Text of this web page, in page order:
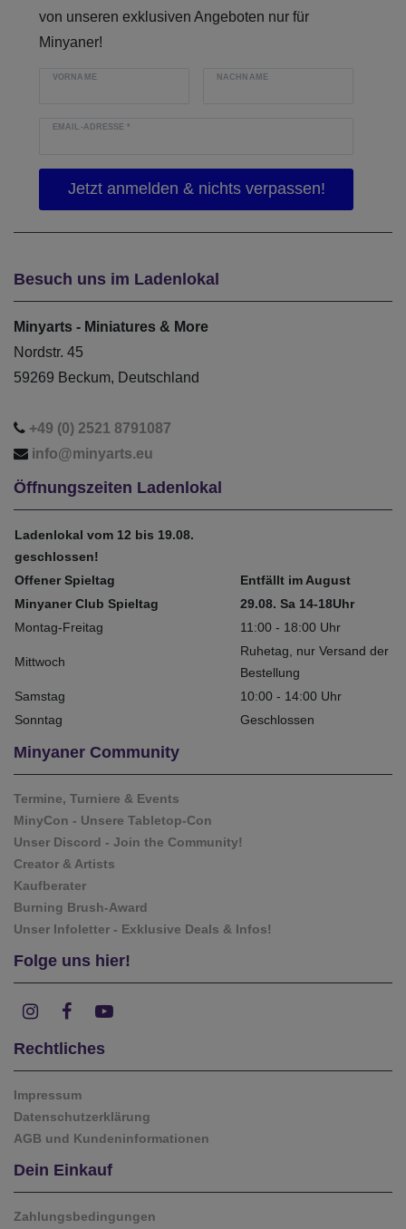
von unseren exklusiven Angeboten nur für
Minyaner!
VORNAME NACHNAME
EMAIL-ADRESSE*
Besuch uns im Ladenlokal
Minyarts - Miniatures & More
Nordstr. 45
59269 Beckum, Deutschland
+49 (0) 2521 8791087
info@minyarts.eu
Öffnungszeiten Ladenlokal
Ladenlokal vom 12 bis 19.08.
geschlossen!
Offener Spieltag
Entfällt im August
Minyaner Club Spieltag
29.08. Sa 14-18Uhr
Montag-Freitag
11:00 - 18:00 Uhr
Mittwoch
Ruhetag, nur Versand der
Bestellung
Samstag
10:00 - 14:00 Uhr
Sonntag
Geschlossen
Minyaner Community
Termine, Turniere & Events
MinyCon - Unsere Tabletop-Con
Unser Discord - Join the Community!
Creator & Artists
Kaufberater
Burning Brush-Award
Unser Infoletter - Exklusive Deals & Infos!
Folge uns hier!
Rechtliches
Impressum
Datenschutzerklärung
AGB und Kundeninformationen
Dein Einkauf
Zahlungsbedingungen